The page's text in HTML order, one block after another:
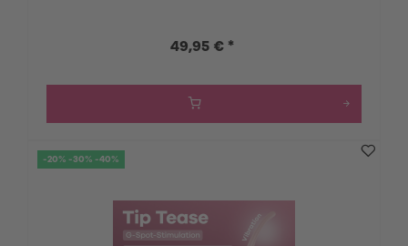
49,95 € *
-20% -30% -40%